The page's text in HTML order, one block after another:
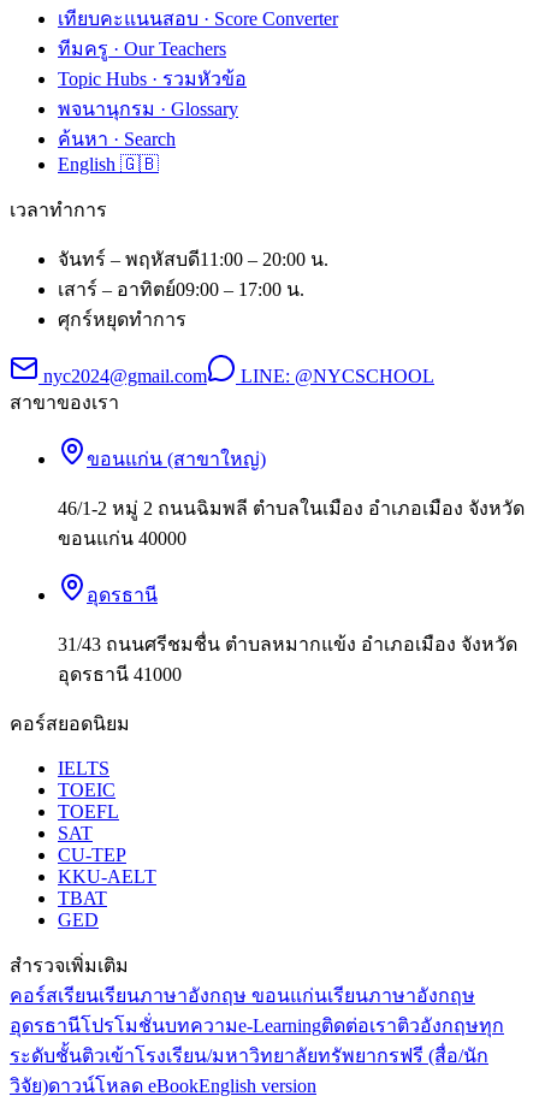
เทียบคะแนนสอบ · Score Converter
ทีมครู · Our Teachers
Topic Hubs · รวมหัวข้อ
พจนานุกรม · Glossary
ค้นหา · Search
English 🇬🇧
เวลาทำการ
จันทร์ – พฤหัสบดี11:00 – 20:00 น.
เสาร์ – อาทิตย์09:00 – 17:00 น.
ศุกร์หยุดทำการ
nyc2024@gmail.com LINE: @NYCSCHOOL
สาขาของเรา
ขอนแก่น (สาขาใหญ่)
46/1-2 หมู่ 2 ถนนฉิมพลี ตำบลในเมือง อำเภอเมือง จังหวัด
ขอนแก่น 40000
อุดรธานี
31/43 ถนนศรีชมชื่น ตำบลหมากแข้ง อำเภอเมือง จังหวัด
อุดรธานี 41000
คอร์สยอดนิยม
IELTS
TOEIC
TOEFL
SAT
CU-TEP
KKU-AELT
TBAT
GED
สำรวจเพิ่มเติม
คอร์สเรียนเรียนภาษาอังกฤษ ขอนแก่นเรียนภาษาอังกฤษ
อุดรธานีโปรโมชั่นบทความe-Learningติดต่อเราติวอังกฤษทุก
ระดับชั้นติวเข้าโรงเรียน/มหาวิทยาลัยทรัพยากรฟรี (สื่อ/นัก
วิจัย)ดาวน์โหลด eBookEnglish version